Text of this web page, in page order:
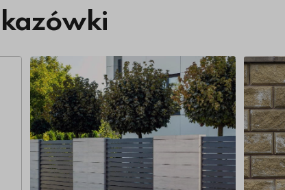
Więcej o Systemy ogrodzeniowe – co jestWięcej